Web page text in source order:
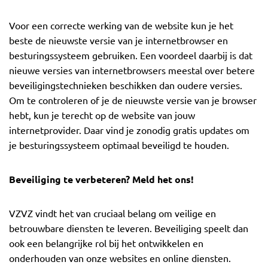
Voor een correcte werking van de website kun je het
beste de nieuwste versie van je internetbrowser en
besturingssysteem gebruiken. Een voordeel daarbij is dat
nieuwe versies van internetbrowsers meestal over betere
beveiligingstechnieken beschikken dan oudere versies.
Om te controleren of je de nieuwste versie van je browser
hebt, kun je terecht op de website van jouw
internetprovider. Daar vind je zonodig gratis updates om
je besturingssysteem optimaal beveiligd te houden.
Beveiliging te verbeteren? Meld het ons!
VZVZ vindt het van cruciaal belang om veilige en
betrouwbare diensten te leveren. Beveiliging speelt dan
ook een belangrijke rol bij het ontwikkelen en
onderhouden van onze websites en online diensten.